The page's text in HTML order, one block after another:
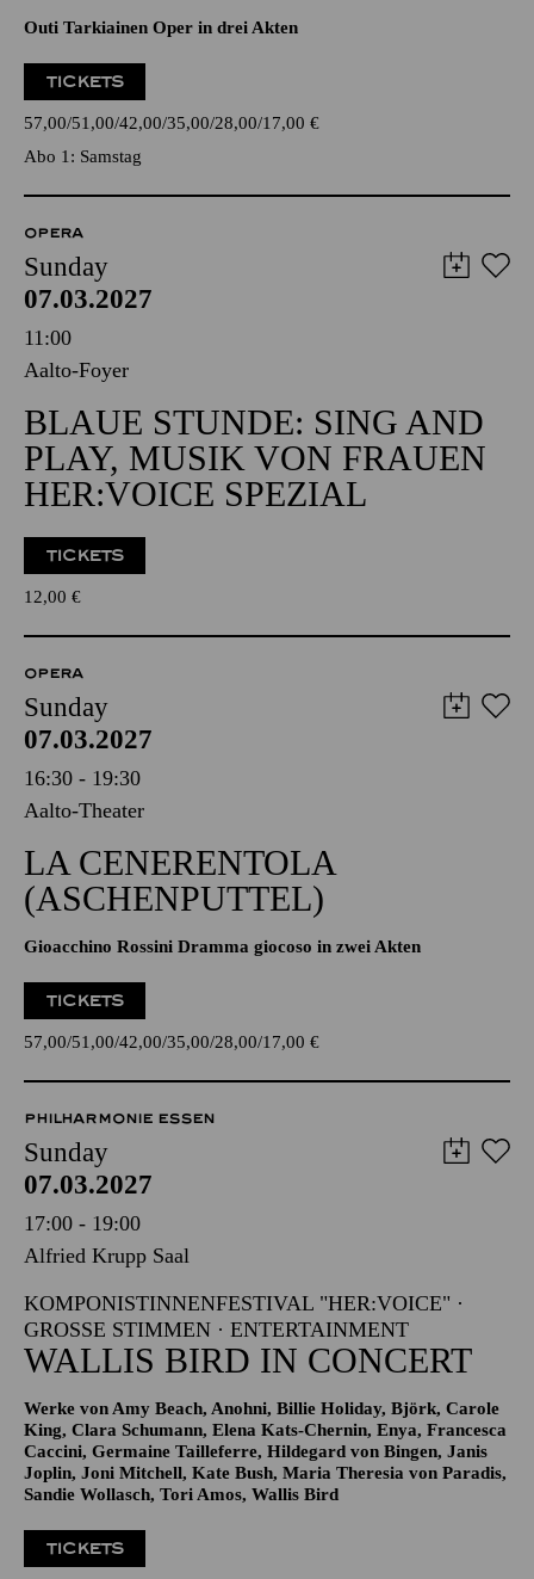
Outi Tarkiainen Oper in drei Akten
TICKETS
57,00 51,00 42,00 35,00 28,00 17,00 €
Abo 1: Samstag
OPERA
Sunday
07.03.2027
11:00
Aalto-Foyer
BLAUE STUNDE: SING AND
PLAY, MUSIK VON FRAUEN
HER:VOICE SPEZIAL
TICKETS
12,00 €
OPERA
Sunday
07.03.2027
16:30 - 19:30
Aalto-Theater
LA CENERENTOLA
(ASCHENPUTTEL)
Gioacchino Rossini Dramma giocoso in zwei Akten
TICKETS
57,00 51,00 42,00 35,00 28,00 17,00 €
PHILHARMONIE ESSEN
Sunday
07.03.2027
17:00 - 19:00
Alfried Krupp Saal
KOMPONISTINNENFESTIVAL "HER:VOICE" ·
GROSSE STIMMEN · ENTERTAINMENT
WALLIS BIRD IN CONCERT
Werke von Amy Beach, Anohni, Billie Holiday, Björk, Carole
King, Clara Schumann, Elena Kats-Chernin, Enya, Francesca
Caccini, Germaine Tailleferre, Hildegard von Bingen, Janis
Joplin, Joni Mitchell, Kate Bush, Maria Theresia von Paradis,
Sandie Wollasch, Tori Amos, Wallis Bird
TICKETS